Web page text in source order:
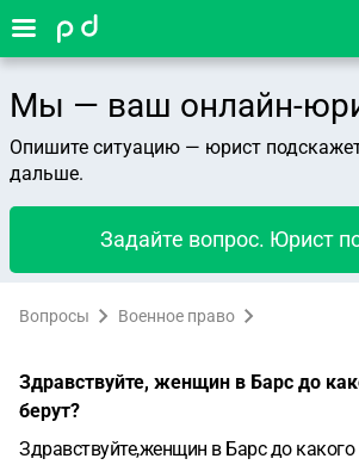
Мы — ваш онлайн-
Опишите ситуацию — юрист
дальше.
Задайте вопрос. Юрист
Вопросы Военное право
Здравствуйте, женщин в Барс до
берут?
Здравствуйте,женщин в Барс до какого